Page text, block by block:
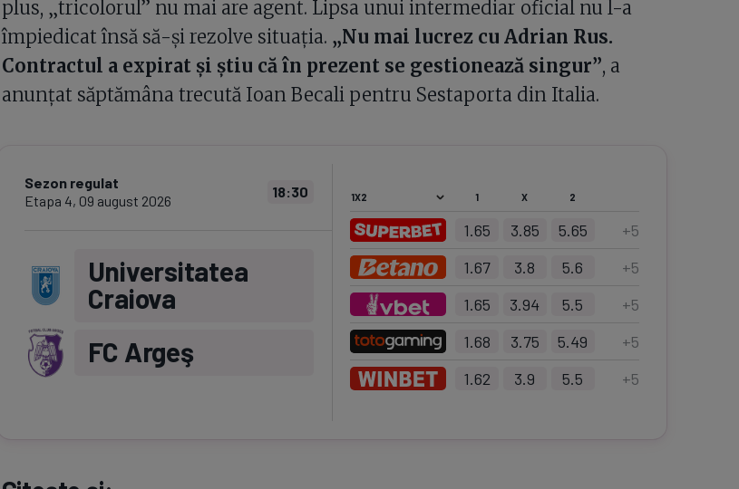
plus, „tricolorul” nu mai are agent. Lipsa unui intermediar oficial nu l-a
împiedicat însă să-și rezolve situația. „Nu mai lucrez cu Adrian Rus.
Contractul a expirat și știu că în prezent se gestionează singur”, a
anunțat săptămâna trecută Ioan Becali pentru Sestaporta din Italia.
Sezon regulat
Etapa 4, 09 august 2026
18:30
Universitatea
Craiova
FC Argeş
1 X 2
1.65 3.85 5.65 +5
1.67
3.8 5.6 +5
1.65
3.94 5.5 +5
1.68
3.75 5.49 +5
1.62
3.9 5.5 +5